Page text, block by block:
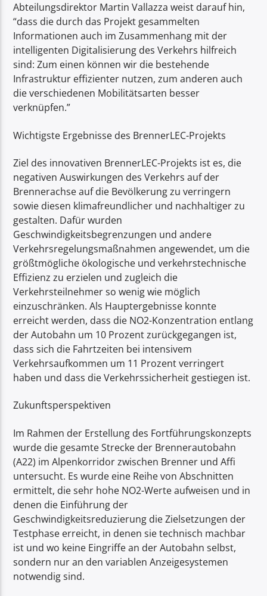
Abteilungsdirektor Martin Vallazza weist darauf hin,
“dass die durch das Projekt gesammelten
Informationen auch im Zusammenhang mit der
intelligenten Digitalisierung des Verkehrs hilfreich
sind: Zum einen können wir die bestehende
Infrastruktur effizienter nutzen, zum anderen auch
die verschiedenen Mobilitätsarten besser
verknüpfen.”
Wichtigste Ergebnisse des BrennerLEC-Projekts
Ziel des innovativen BrennerLEC-Projekts ist es, die
negativen Auswirkungen des Verkehrs auf der
Brennerachse auf die Bevölkerung zu verringern
sowie diesen klimafreundlicher und nachhaltiger zu
gestalten. Dafür wurden
Geschwindigkeitsbegrenzungen und andere
Verkehrsregelungsmaßnahmen angewendet, um die
größtmögliche ökologische und verkehrstechnische
Effizienz zu erzielen und zugleich die
Verkehrsteilnehmer so wenig wie möglich
einzuschränken. Als Hauptergebnisse konnte
erreicht werden, dass die NO2-Konzentration entlang
der Autobahn um 10 Prozent zurückgegangen ist,
dass sich die Fahrtzeiten bei intensivem
Verkehrsaufkommen um 11 Prozent verringert
haben und dass die Verkehrssicherheit gestiegen ist.
Zukunftsperspektiven
Im Rahmen der Erstellung des Fortführungskonzepts
wurde die gesamte Strecke der Brennerautobahn
(A22) im Alpenkorridor zwischen Brenner und Affi
untersucht. Es wurde eine Reihe von Abschnitten
ermittelt, die sehr hohe NO2-Werte aufweisen und in
denen die Einführung der
Geschwindigkeitsreduzierung die Zielsetzungen der
Testphase erreicht, in denen sie technisch machbar
ist und wo keine Eingriffe an der Autobahn selbst,
sondern nur an den variablen Anzeigesystemen
notwendig sind.